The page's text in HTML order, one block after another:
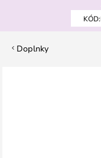
KÓD:
Doplnky